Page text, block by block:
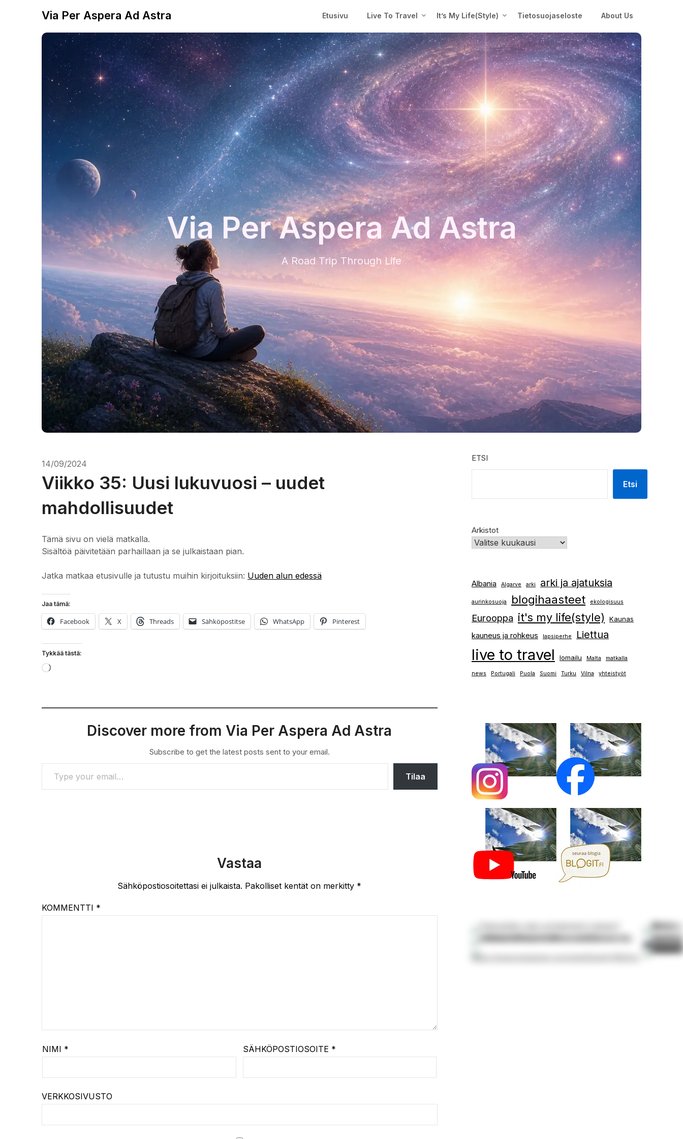
Via Per Aspera Ad Astra Etusivu Live To Travel It’s My Life(Style) Tietosuojaseloste About Us
Via Per Aspera Ad Astra
A Road Trip Through Life
14/09/2024
Viikko 35: Uusi lukuvuosi – uudet
mahdollisuudet
Tämä sivu on vielä matkalla.
Sisältöä päivitetään parhaillaan ja se julkaistaan pian.
Jatka matkaa etusivulle ja tutustu muihin kirjoituksiin: Uuden alun edessä
Jaa tämä:
Facebook X Threads Sähköpostitse WhatsApp Pinterest
Tykkää tästä:
Loading…
Discover more from Via Per Aspera Ad Astra
Subscribe to get the latest posts sent to your email.
TYPE YOUR EMAIL…
Tilaa
Vastaa
Sähköpostiosoitettasi ei julkaista. Pakolliset kentät on merkitty *
KOMMENTTI *
NIMI * SÄHKÖPOSTIOSOITE *
VERKKOSIVUSTO
ETSI
Etsi
Arkistot
Albania Algarve arki arki ja ajatuksia
aurinkosuoja blogihaasteet ekologisuus
Eurooppa it's my life(style) Kaunas
kauneus ja rohkeus lapsiperhe Liettua
live to travel lomailu Malta matkalla
news Portugali Puola Suomi Turku Vilna yhteistyöt